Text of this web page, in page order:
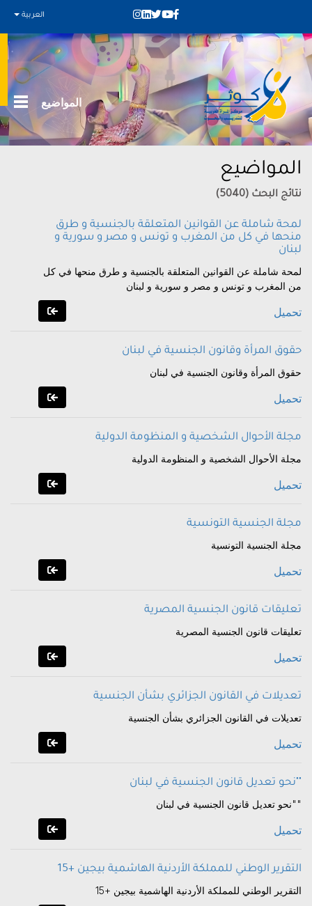
العربية
المواضيع
المواضيع
نتائج البحث (5040)
لمحة شاملة عن القوانين المتعلقة بالجنسية و طرق
منحها في كل من المغرب و تونس و مصر و سورية و
لبنان
لمحة شاملة عن القوانين المتعلقة بالجنسية و طرق منحها في كل
من المغرب و تونس و مصر و سورية و لبنان
تحميل
حقوق المرأة وقانون الجنسية في لبنان
حقوق المرأة وقانون الجنسية في لبنان
تحميل
مجلة الأحوال الشخصية و المنظومة الدولية
مجلة الأحوال الشخصية و المنظومة الدولية
تحميل
مجلة الجنسية التونسية
مجلة الجنسية التونسية
تحميل
تعليقات قانون الجنسية المصرية
تعليقات قانون الجنسية المصرية
تحميل
تعديلات في القانون الجزائري بشأن الجنسية
تعديلات في القانون الجزائري بشأن الجنسية
تحميل
نحو تعديل قانون الجنسية في لبنان""
نحو تعديل قانون الجنسية في لبنان""
تحميل
التقرير الوطني للمملكة الأردنية الهاشمية بيجين +15
التقرير الوطني للمملكة الأردنية الهاشمية بيجين +15